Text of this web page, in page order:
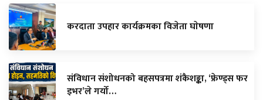
करदाता उपहार कार्यक्रमका विजेता घाेषणा
संविधान संशोधनको बहसपत्रमा शंकैशङ्का, ‘फ्रेण्ड्स फर
इभर’ले गर्यो…